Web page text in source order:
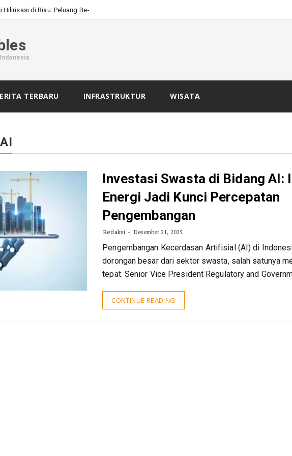
Hilirisasi di Riau: Peluang Besar B
TERBARU INFRASTRUKTUR WISATA
Investasi Swasta di Bidang AI:
Energi Jadi Kunci Percepatan
Pengembangan
Redaksi Desember 21, 2025
Pengembangan Kecerdasan Artifisial (AI) di
dorongan besar dari sektor swasta, salah satunya
tepat. Senior Vice President Regulatory and
CONTINUE READING